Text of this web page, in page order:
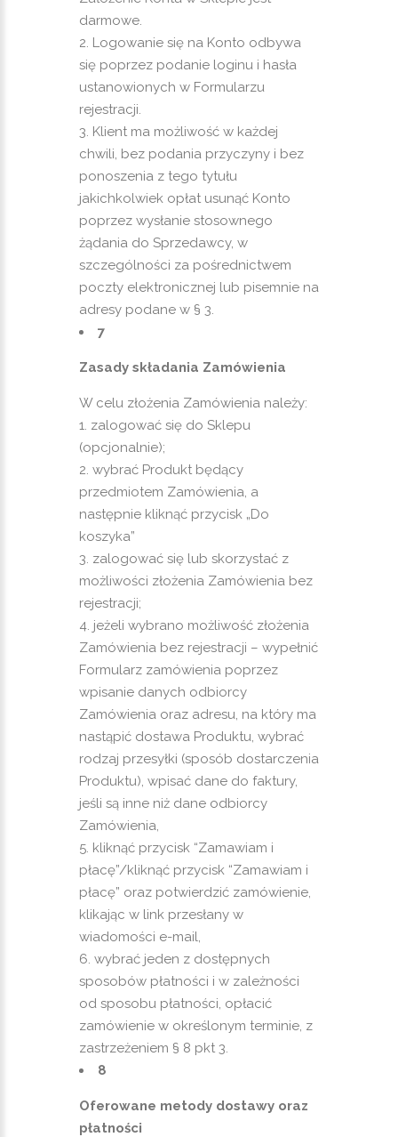
darmowe.
Logowanie się na Konto odbywa
się poprzez podanie loginu i hasła
ustanowionych w Formularzu
rejestracji.
Klient ma możliwość w każdej
chwili, bez podania przyczyny i bez
ponoszenia z tego tytułu
jakichkolwiek opłat usunąć Konto
poprzez wysłanie stosownego
żądania do Sprzedawcy, w
szczególności za pośrednictwem
poczty elektronicznej lub pisemnie na
adresy podane w § 3.
7
Zasady składania Zamówienia
W celu złożenia Zamówienia należy:
zalogować się do Sklepu
(opcjonalnie);
wybrać Produkt będący
przedmiotem Zamówienia, a
następnie kliknąć przycisk „Do
koszyka”
zalogować się lub skorzystać z
możliwości złożenia Zamówienia bez
rejestracji;
jeżeli wybrano możliwość złożenia
Zamówienia bez rejestracji – wypełnić
Formularz zamówienia poprzez
wpisanie danych odbiorcy
Zamówienia oraz adresu, na który ma
nastąpić dostawa Produktu, wybrać
rodzaj przesyłki (sposób dostarczenia
Produktu), wpisać dane do faktury,
jeśli są inne niż dane odbiorcy
Zamówienia,
kliknąć przycisk “Zamawiam i
płacę”/kliknąć przycisk “Zamawiam i
płacę” oraz potwierdzić zamówienie,
klikając w link przesłany w
wiadomości e-mail,
wybrać jeden z dostępnych
sposobów płatności i w zależności
od sposobu płatności, opłacić
zamówienie w określonym terminie, z
zastrzeżeniem § 8 pkt 3.
8
Oferowane metody dostawy oraz
płatności